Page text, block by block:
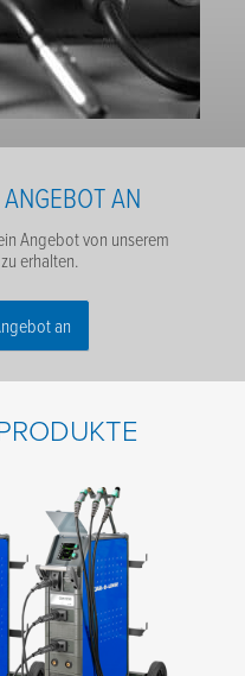
AN
Angebot von unserem
erhalten.
an